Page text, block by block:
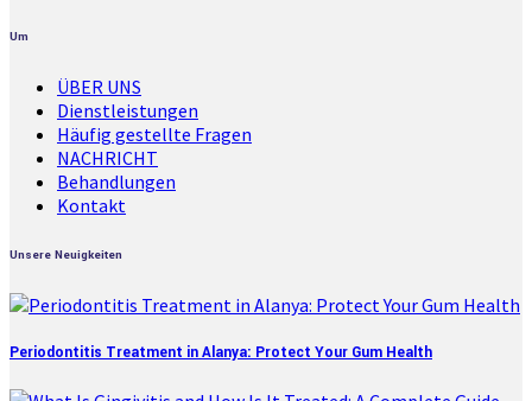
Um
ÜBER UNS
Dienstleistungen
Häufig gestellte Fragen
NACHRICHT
Behandlungen
Kontakt
Unsere Neuigkeiten
Periodontitis Treatment in Alanya: Protect Your Gum Health